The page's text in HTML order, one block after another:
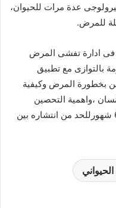
عدة مرات للحيوان،
للمرض.
فى ادارة تفشى المرض
بالتوازى مع تطبيق
بخطورة المرض وكيفية
،واهمية التحصين
باستخدام: Rev1 vaccine عند عمر4-6 شهورللحد من انتشاره بين